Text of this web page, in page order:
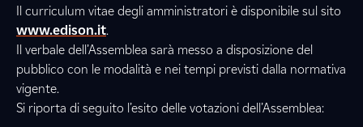
Il curriculum vitae degli amministratori è disponibile sul sito
www.edison.it.
Il verbale dell’Assemblea sarà messo a disposizione del
pubblico con le modalità e nei tempi previsti dalla normativa
vigente.
Si riporta di seguito l’esito delle votazioni dell’Assemblea: